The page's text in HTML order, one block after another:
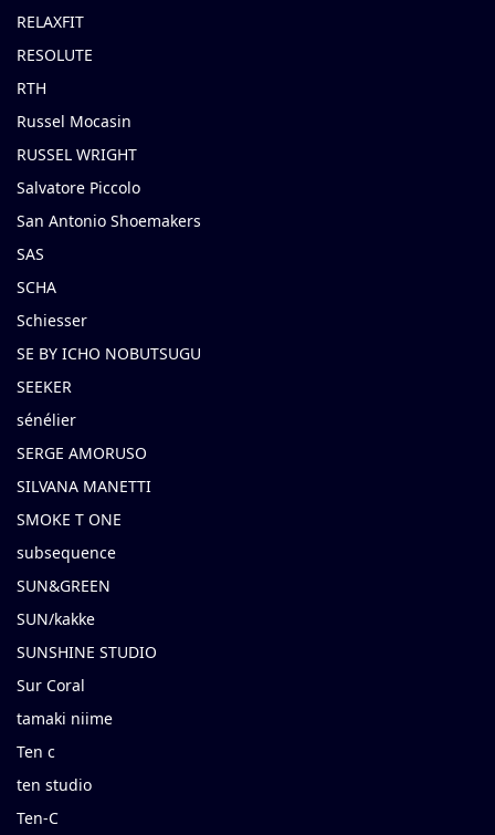
RELAXFIT
RESOLUTE
RTH
Russel Mocasin
RUSSEL WRIGHT
Salvatore Piccolo
San Antonio Shoemakers
SAS
SCHA
Schiesser
SE BY ICHO NOBUTSUGU
SEEKER
sénélier
SERGE AMORUSO
SILVANA MANETTI
SMOKE T ONE
subsequence
SUN&GREEN
SUN/kakke
SUNSHINE STUDIO
Sur Coral
tamaki niime
Ten c
ten studio
Ten-C